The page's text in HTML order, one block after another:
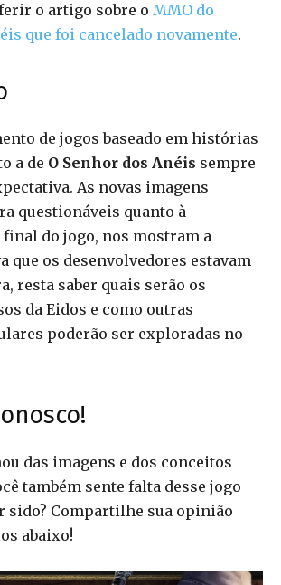
o artigo sobre o MMO do
que foi cancelado novamente.
de jogos baseado em histórias
a de O Senhor dos Anéis sempre
As novas imagens
questionáveis quanto à
do jogo, nos mostram a
que os desenvolvedores estavam
resta saber quais serão os
da Eidos e como outras
poderão ser exploradas no
das imagens e dos conceitos
também sente falta desse jogo
sido? Compartilhe sua opinião
abaixo!